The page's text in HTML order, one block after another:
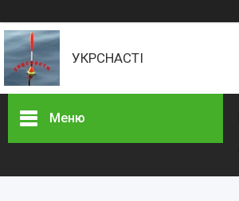
УКРСНАСТІ
Меню